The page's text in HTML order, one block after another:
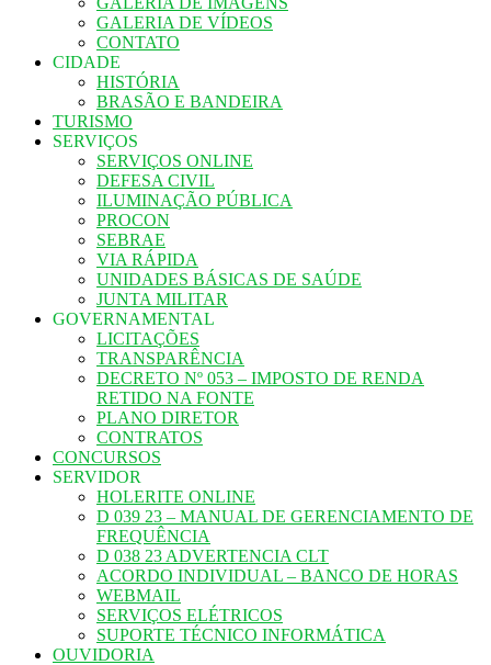
GALERIA DE VÍDEOS
CONTATO
CIDADE
HISTÓRIA
BRASÃO E BANDEIRA
TURISMO
SERVIÇOS
SERVIÇOS ONLINE
DEFESA CIVIL
ILUMINAÇÃO PÚBLICA
PROCON
SEBRAE
VIA RÁPIDA
UNIDADES BÁSICAS DE SAÚDE
JUNTA MILITAR
GOVERNAMENTAL
LICITAÇÕES
TRANSPARÊNCIA
DECRETO Nº 053 – IMPOSTO DE RENDA
RETIDO NA FONTE
PLANO DIRETOR
CONTRATOS
CONCURSOS
SERVIDOR
HOLERITE ONLINE
D 039 23 – MANUAL DE GERENCIAMENTO DE
FREQUÊNCIA
D 038 23 ADVERTENCIA CLT
ACORDO INDIVIDUAL – BANCO DE HORAS
WEBMAIL
SERVIÇOS ELÉTRICOS
SUPORTE TÉCNICO INFORMÁTICA
OUVIDORIA